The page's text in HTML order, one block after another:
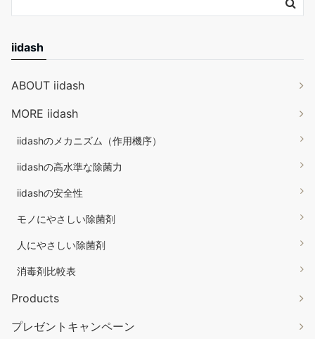
iidash
ABOUT iidash
MORE iidash
iidashのメカニズム（作用機序）
iidashの高水準な除菌力
iidashの安全性
モノにやさしい除菌剤
人にやさしい除菌剤
消毒剤比較表
Products
プレゼントキャンペーン